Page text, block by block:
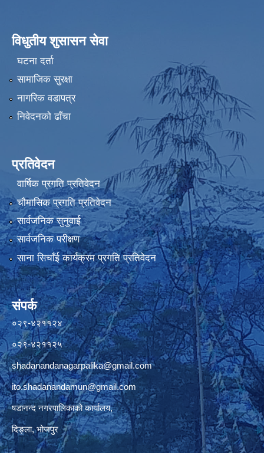
विधुतीय शुसासन सेवा
घटना दर्ता
सामाजिक सुरक्षा
नागरिक वडापत्र
निवेदनको ढाँचा
प्रतिवेदन
वार्षिक प्रगति प्रतिवेदन
चौमासिक प्रगति प्रतिवेदन
सार्वजनिक सुनुवाई
सार्वजनिक परीक्षण
साना सिचाँई कार्यक्रम प्रगति प्रतिवेदन
संपर्क
०२९-४२११२४
०२९-४२११२५
shadanandanagarpalika@gmail.com
ito.shadanandamun@gmail.com
षडानन्द नगरपालिकाको कार्यालय,
दिङ्ला, भोजपुर